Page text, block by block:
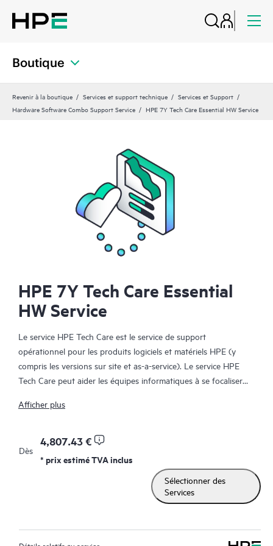
Boutique
Revenir à la boutique Services et support technique
Services et Support
Hardware Software Combo Support Service
HPE 7Y Tech Care Essential HW Service
HPE 7Y Tech Care Essential
HW Service
Le service HPE Tech Care est le service de support
opérationnel pour les produits logiciels et matériels HPE (y
compris les versions sur site et as-a-service). Le service HPE
Tech Care peut aider les équipes informatiques à se focaliser
chercher proactivement de meilleures méthodes de travail,
Le service HPE Tech Care établit un accès direct à des
spécialistes produit et fournit des conseils techniques généraux,
qui aideront les Clients à réduire les risques et à trouver des
méthodes de travail plus efficaces. Les Clients du service HPE
réel, journalisation (remontée) automatisée des incidents et
Afficher plus
Dès
4,807.43 €
* prix estimé TVA inclus
Sélectionner des
Services